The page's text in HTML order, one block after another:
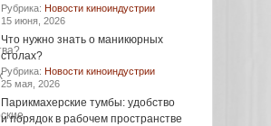
Рубрика: Новости киноиндустрии
15 июня, 2026
Что нужно знать о маникюрных
столах?
Рубрика: Новости киноиндустрии
25 мая, 2026
Парикмахерские тумбы: удобство
и порядок в рабочем пространстве